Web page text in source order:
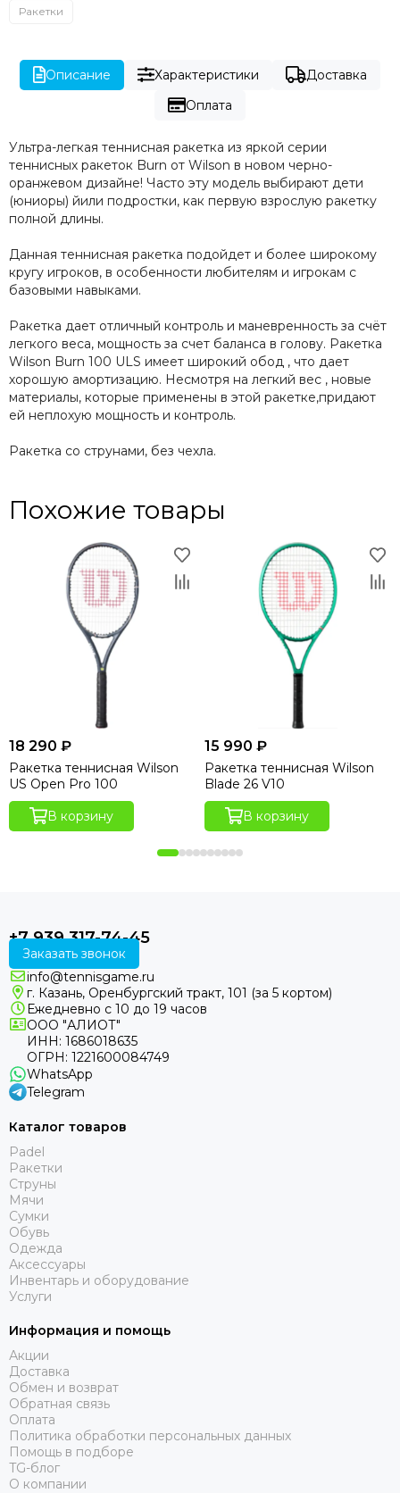
Ракетки
Описание Характеристики
Доставка
Оплата
Ультра-легкая теннисная ракетка из яркой серии
теннисных ракеток Burn от Wilson в новом черно-
оранжевом дизайне! Часто эту модель выбирают дети
(юниоры) йили подростки, как первую взрослую ракетку
полной длины.
Данная теннисная ракетка подойдет и более широкому
кругу игроков, в особенности любителям и игрокам с
базовыми навыками.
Ракетка дает отличный контроль и маневренность за счёт
легкого веса, мощность за счет баланса в голову. Ракетка
Wilson Burn 100 ULS имеет широкий обод , что дает
хорошую амортизацию. Несмотря на легкий вес , новые
материалы, которые применены в этой ракетке,придают
ей неплохую мощность и контроль.
Ракетка со струнами, без чехла.
Похожие товары
18 290 ₽
Ракетка теннисная Wilson
US Open Pro 100
В корзину
15 990 ₽
Ракетка теннисная Wilson
Blade 26 V10
В корзину
+7 939 317-74-45
Заказать звонок
info@tennisgame.ru
г. Казань, Оренбургский тракт, 101 (за 5 кортом)
Ежедневно с 10 до 19 часов
ООО "АЛИОТ"
ИНН: 1686018635
ОГРН: 1221600084749
WhatsApp
Telegram
Каталог товаров
Padel
Ракетки
Струны
Мячи
Сумки
Обувь
Одежда
Аксессуары
Инвентарь и оборудование
Услуги
Информация и помощь
Акции
Доставка
Обмен и возврат
Обратная связь
Оплата
Политика обработки персональных данных
Помощь в подборе
TG-блог
О компании